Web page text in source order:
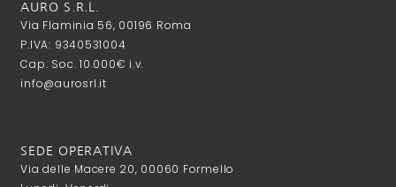
AURO S.R.L.
Via Flaminia 56, 00196 Roma
P.IVA: 9340531004
Cap. Soc. 10.000€ i.v.
info@aurosrl.it
SEDE OPERATIVA
Via delle Macere 20, 00060 Formello